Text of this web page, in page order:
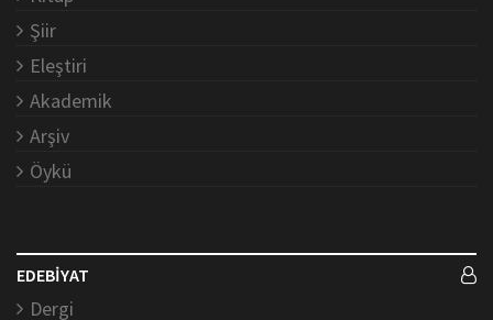
Şiir
Eleştiri
Akademik
Arşiv
Öykü
EDEBİYAT
Dergi